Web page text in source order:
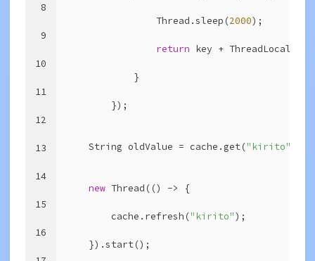
8
9
10
11
12
13
14
15
16
                Thread.sleep(
2000);
return key +
            }
        });
    String oldValue = cache.get(
"kirito"
new Thread(() -> {
        cache.refresh(
"kirito");
    }).start();